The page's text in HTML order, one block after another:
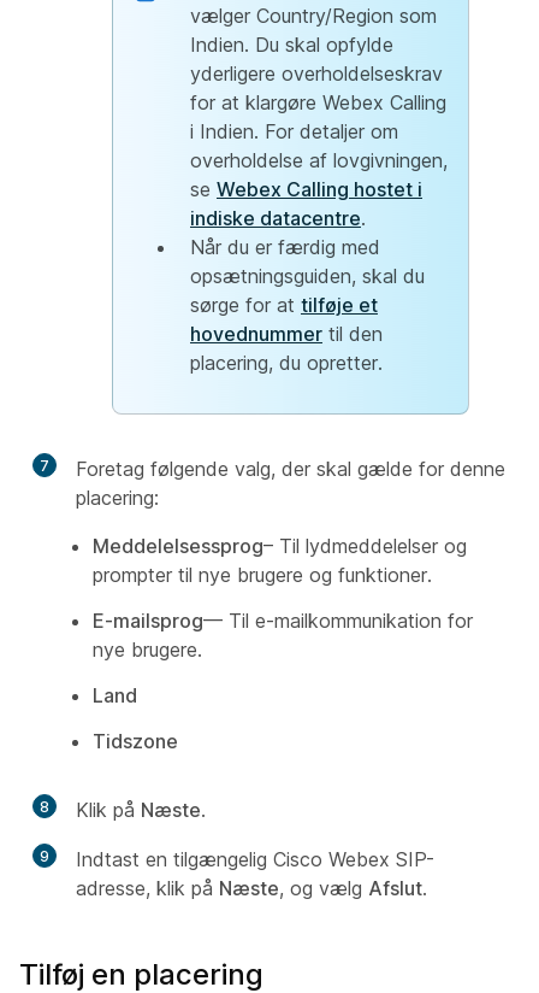
vælger Country/Region som
Indien. Du skal opfylde
yderligere overholdelseskrav
for at klargøre Webex Calling
i Indien. For detaljer om
overholdelse af lovgivningen,
se Webex Calling hostet i
indiske datacentre.
Når du er færdig med
opsætningsguiden, skal du
sørge for at tilføje et
hovednummer til den
placering, du opretter.
7
Foretag følgende valg, der skal gælde for denne
placering:
Meddelelsessprog– Til lydmeddelelser og
prompter til nye brugere og funktioner.
E-mailsprog— Til e-mailkommunikation for
nye brugere.
Land
Tidszone
8 Klik på Næste.
9
Indtast en tilgængelig Cisco Webex SIP-
adresse, klik på Næste, og vælg Afslut.
Tilføj en placering